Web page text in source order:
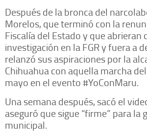
Después de la bronca del
Morelos, que terminó con la
Fiscalía del Estado y que abrieran
investigación en la FGR y fuera a
relanzó sus aspiraciones por la
Chihuahua con aquella marcha
mayo en el evento #YoConMaru.
Una semana después, sacó el
aseguró que sigue “firme” para la
municipal.